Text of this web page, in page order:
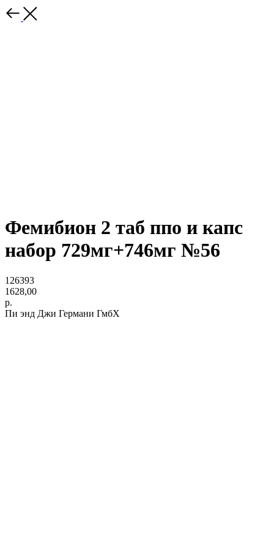
Фемибион 2 таб ппо и капс
набор 729мг+746мг №56
126393
1628,00
р.
Пи энд Джи Германи ГмбХ